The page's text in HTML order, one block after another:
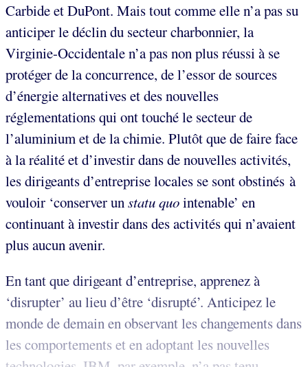
Carbide et DuPont. Mais tout comme elle n’a pas su
anticiper le déclin du secteur charbonnier, la
Virginie-Occidentale n’a pas non plus réussi à se
protéger de la concurrence, de l’essor de sources
d’énergie alternatives et des nouvelles
réglementations qui ont touché le secteur de
l’aluminium et de la chimie. Plutôt que de faire face
à la réalité et d’investir dans de nouvelles activités,
les dirigeants d’entreprise locales se sont obstinés à
vouloir ‘conserver unstatu quointenable’ en
continuant à investir dans des activités qui n’avaient
plus aucun avenir.
En tant que dirigeant d’entreprise, apprenez à
‘disrupter’ au lieu d’être ‘disrupté’. Anticipez le
monde de demain en observant les changements dans
les comportements et en adoptant les nouvelles